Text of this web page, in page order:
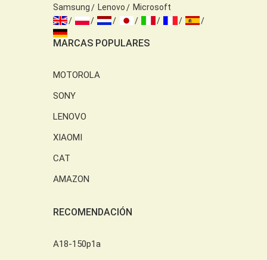
Samsung
Lenovo Microsoft
MARCAS POPULARES
MOTOROLA
SONY
LENOVO
XIAOMI
CAT
AMAZON
RECOMENDACIÓN
A18-150p1a